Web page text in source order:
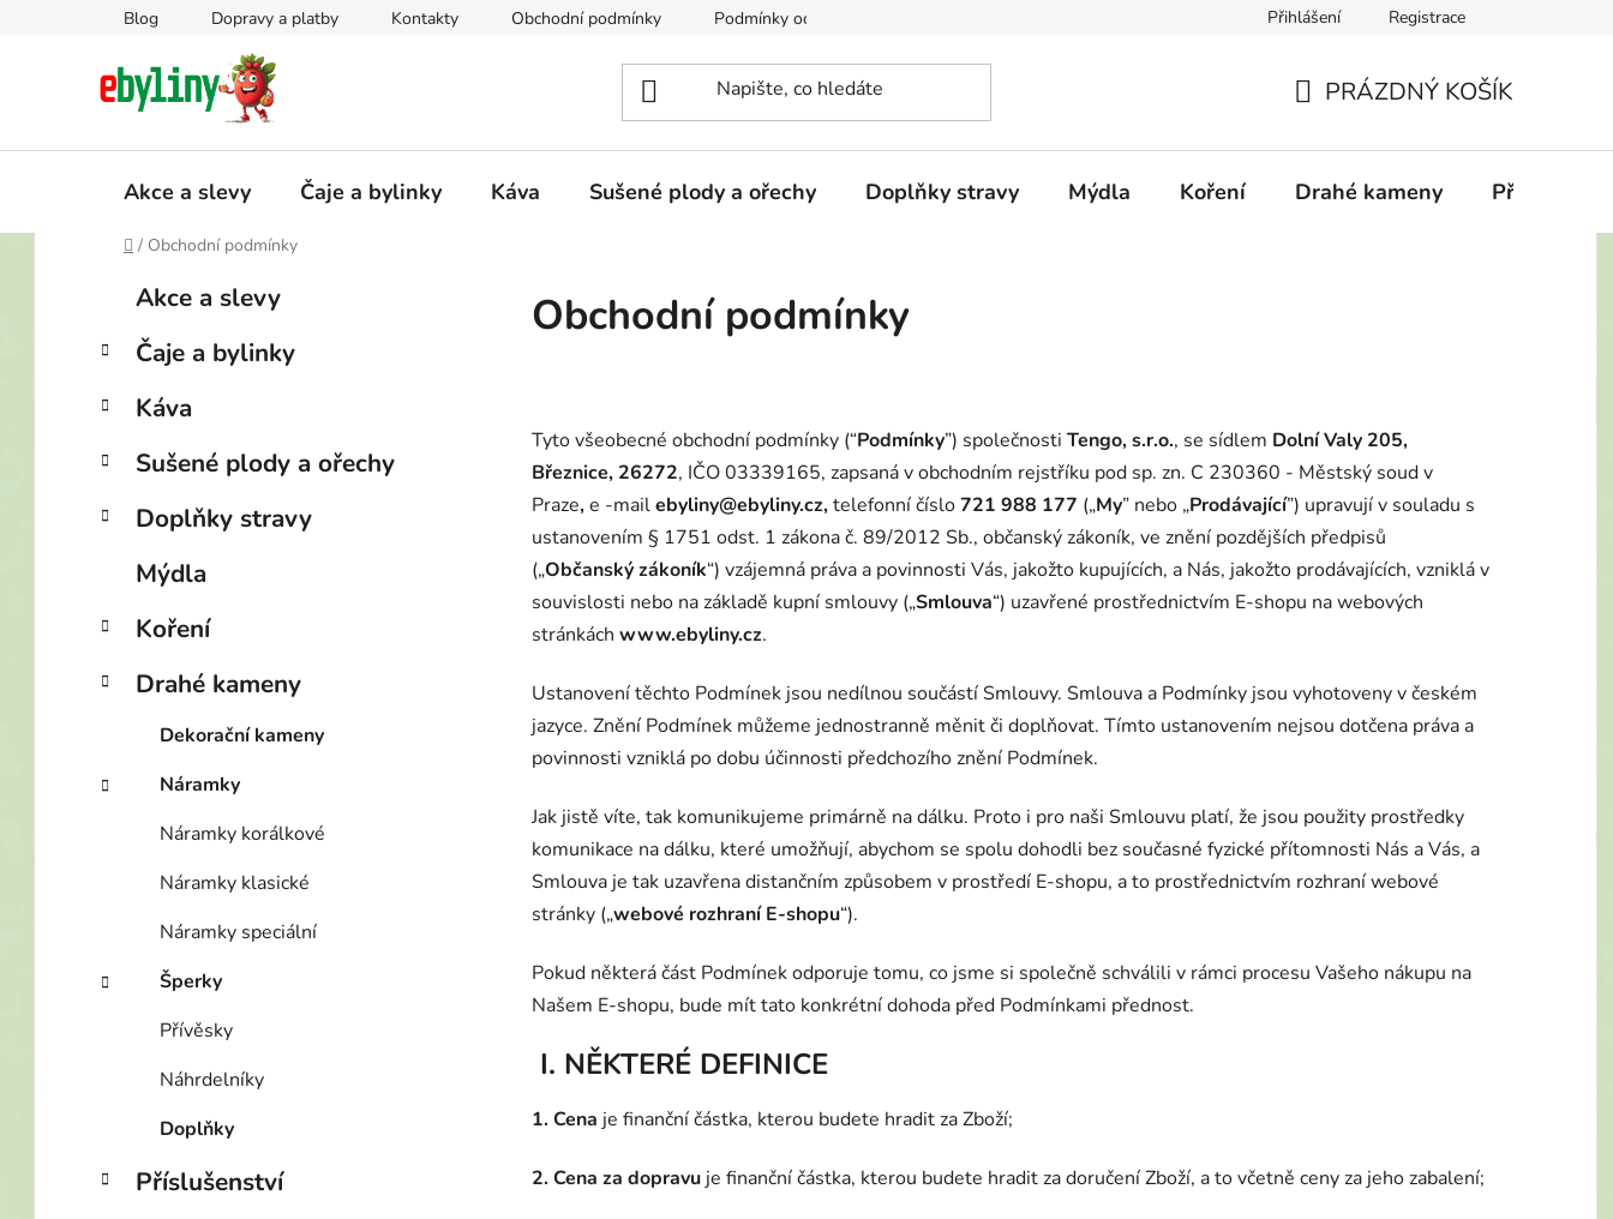
Blog Dopravy a platby Kontakty Obchodní podmínky Podmínky ochrany osobních údajů Přihlášení Registrace
KOŠÍK
PRÁZDNÝ KOŠÍK
Akce a slevy Čaje a bylinky Káva Sušené plody a ořechy Doplňky stravy Mýdla Koření Drahé kameny
Domů
/ Obchodní podmínky
s
r
n
n
í
n
l
Přeskočit
kategorie
e
o
i
Akce a slevy
Čaje a bylinky
Káva
Sušené plody a ořechy
Doplňky stravy
Mýdla
Koření
Drahé kameny
Dekorační kameny
Náramky
Náramky korálkové
Náramky klasické
Náramky speciální
Šperky
Přívěsky
Náhrdelníky
Doplňky
Příslušenství
Obchodní podmínky
Tyto všeobecné obchodní podmínky (“Podmínky”) společnosti Tengo, s.r.o., se sídlem Dolní Valy 205,
Březnice, 26272, IČO 03339165, zapsaná v obchodním rejstříku pod sp. zn. C 230360 - Městský soud v
Praze,e -mailebyliny@ebyliny.cz,telefonní číslo721 988 177 („My” nebo „Prodávající”) upravují v souladu s
ustanovením § 1751 odst. 1 zákona č. 89/2012 Sb., občanský zákoník, ve znění pozdějších předpisů
(„Občanský zákoník“) vzájemná práva a povinnosti Vás, jakožto kupujících, a Nás, jakožto prodávajících, vzniklá v
souvislosti nebo na základě kupní smlouvy („Smlouva“) uzavřené prostřednictvím E-shopu na webových
stránkách www.ebyliny.cz.
Ustanovení těchto Podmínek jsou nedílnou součástí Smlouvy. Smlouva a Podmínky jsou vyhotoveny v českém
jazyce. Znění Podmínek můžeme jednostranně měnit či doplňovat. Tímto ustanovením nejsou dotčena práva a
povinnosti vzniklá po dobu účinnosti předchozího znění Podmínek.
Jak jistě víte, tak komunikujeme primárně na dálku. Proto i pro naši Smlouvu platí, že jsou použity prostředky
komunikace na dálku, které umožňují, abychom se spolu dohodli bez současné fyzické přítomnosti Nás a Vás, a
Smlouva je tak uzavřena distančním způsobem v prostředí E-shopu, a to prostřednictvím rozhraní webové
stránky („webové rozhraní E-shopu“).
Pokud některá část Podmínek odporuje tomu, co jsme si společně schválili v rámci procesu Vašeho nákupu na
Našem E-shopu, bude mít tato konkrétní dohoda před Podmínkami přednost.
I. NĚKTERÉ DEFINICE
1. Cena je finanční částka, kterou budete hradit za Zboží;
2. Cena za dopravu je finanční částka, kterou budete hradit za doručení Zboží, a to včetně ceny za jeho zabalení;